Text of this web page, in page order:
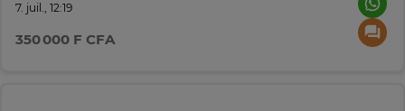
7. juil., 12:19
350 000 F CFA